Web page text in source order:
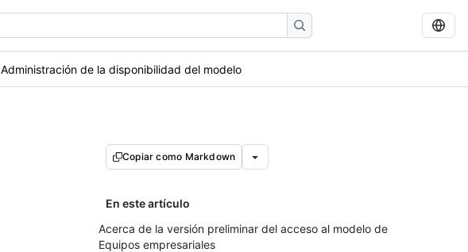
Administración de la disponibilidad del modelo
Copiar como Markdown
En este artículo
Acerca de la versión preliminar del acceso al modelo de
Equipos empresariales